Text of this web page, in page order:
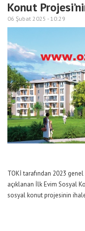
Konut
06 Şubat 2025 - 10:29
TOKİ tarafından 2023
açıklanan İlk Evim Sosyal
sosyal konut projesinin ihale